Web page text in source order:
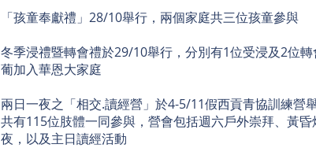
「孩童奉獻禮」28/10舉行，兩個家庭共三位孩童參與
冬季浸禮暨轉會禮於29/10舉行，分別有1位受浸及2位
葡加入華恩大家庭
兩日一夜之「相交.讀經營」於4-5/11假西貢青協訓練營
共有115位肢體一同參與，營會包括週六戶外崇拜、黃昏
夜，以及主日讀經活動